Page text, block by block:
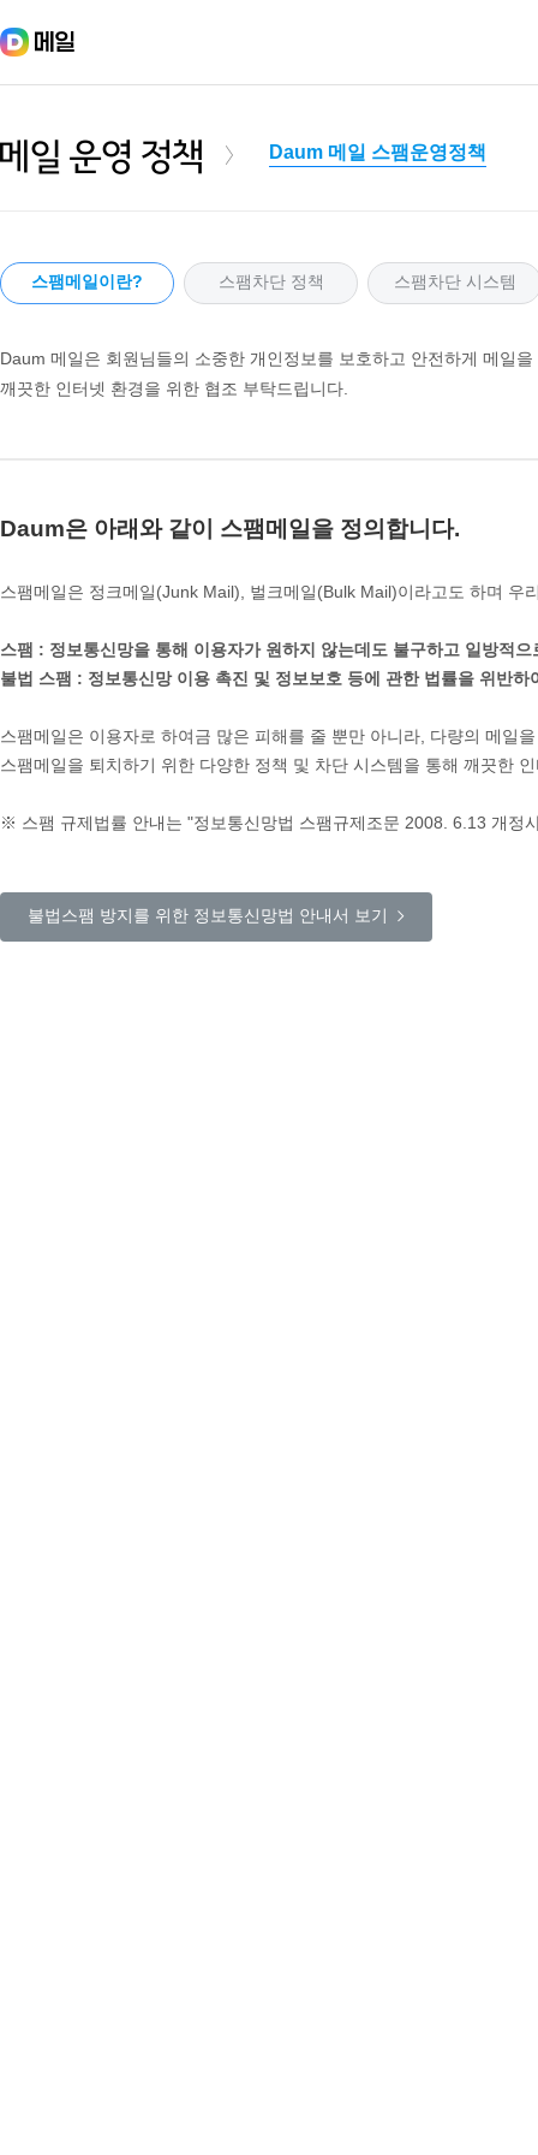
메일 운영 정책
Daum 메일 스팸운영정책
스팸메일이란? 스팸차단 정책 스팸차단 시스템
Daum 메일은 회원님들의 소중한 개인정보를 보호하고 안전하게 메일
깨끗한 인터넷 환경을 위한 협조 부탁드립니다.
Daum은 아래와 같이 스팸메일을 정의합니다.
스팸메일은 정크메일(Junk Mail), 벌크메일(Bulk Mail)이라고도 하며
스팸 : 정보통신망을 통해 이용자가 원하지 않는데도 불구하고 일방적
불법 스팸 : 정보통신망 이용 촉진 및 정보보호 등에 관한 법률을 위반
스팸메일은 이용자로 하여금 많은 피해를 줄 뿐만 아니라, 다량의 메일
스팸메일을 퇴치하기 위한 다양한 정책 및 차단 시스템을 통해 깨끗한
※ 스팸 규제법률 안내는 "정보통신망법 스팸규제조문 2008. 6.13 개정
불법스팸 방지를 위한 정보통신망법 안내서 보기